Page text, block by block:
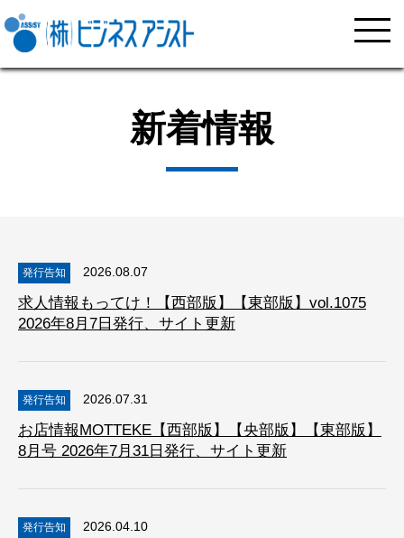
新着情報
発行告知 2026.08.07
求人情報もってけ！【西部版】【東部版】vol.1075
2026年8月7日発行、サイト更新
発行告知 2026.07.31
お店情報MOTTEKE【西部版】【央部版】【東部版】
8月号 2026年7月31日発行、サイト更新
発行告知 2026.04.10